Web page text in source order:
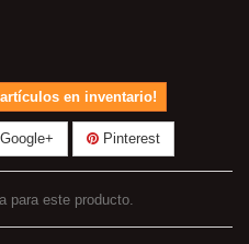
en inventario!
Google+ Pinterest
para este producto.